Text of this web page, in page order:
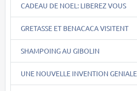
CADEAU DE NOEL: LIBEREZ VOUS
GRETASSE ET BENACACA VISITENT
SHAMPOING AU GIBOLIN
UNE NOUVELLE INVENTION GENIALE